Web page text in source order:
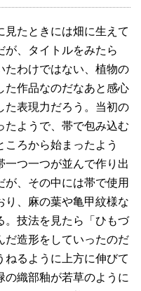
たときには畑に生えて
が、タイトルをみたら
たわけではない、植物の
た作品なのだなあと感心
た表現力だろう。当初の
たようで、帯で包み込む
ろから始まったよう
つ一つが並んで作り出
が、その中には帯で使用
り、麻の葉や亀甲紋様な
。技法を見たら「ひもづ
だ造形をしていったのだ
るように上方に伸びて
の織部釉が若草のように